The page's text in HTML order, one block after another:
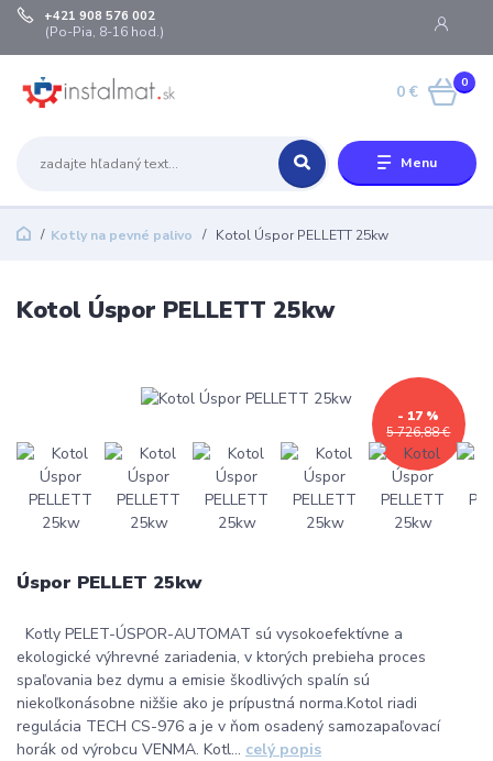
Menu
+421 908 576 002
(Po-Pia, 8-16 hod.)
0
0 €
Kotly na pevné palivo Kotol Úspor PELLETT 25kw
Kotol Úspor PELLETT 25kw
5 726,88 €
- 17 %
Úspor PELLET 25kw
Kotly PELET-ÚSPOR-AUTOMAT sú vysokoefektívne a
ekologické výhrevné zariadenia, v ktorých prebieha proces
spaľovania bez dymu a emisie škodlivých spalín sú
niekoľkonásobne nižšie ako je prípustná norma.Kotol riadi
regulácia TECH CS-976 a je v ňom osadený samozapaľovací
horák od výrobcu VENMA. Kotl... celý popis